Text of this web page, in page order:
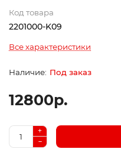
Код товара
2201000-K09
Все характеристики
Под заказ
12800р.